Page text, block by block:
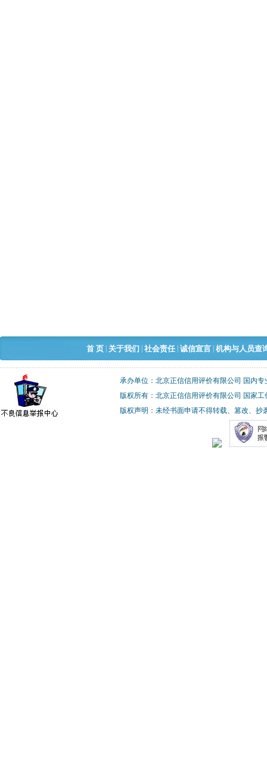
首 页| 关于我们 社会责任| 诚信宣言| 机构与人员查
承办单位：北京正信信用评价有限公司 国内
版权所有：北京正信信用评价有限公司 国家
版权声明：未经书面申请不得转载、篡改、